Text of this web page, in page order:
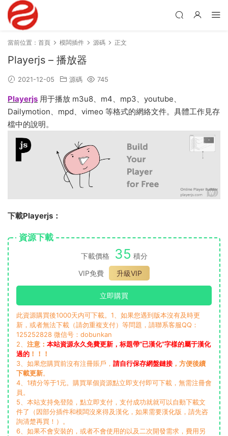
當前位置： 首頁 模闆插件 源碼 正文
Playerjs – 播放器
2021-12-05 源碼 745
Playerjs 用于播放 m3u8、m4、mp3、youtube、
Dailymotion、mpd、vimeo 等格式的網絡文件。具體工作見存
檔中的說明。
下載Playerjs：
資源下載
下載價格 35 積分
VIP免費
升級VIP
立即購買
此資源購買後1000天内可下載。1、如果您遇到版本沒有及時更
新，或者無法下載（請勿重複支付）等問題，請聯系客服QQ：
125252828 微信号：dobunkan
2、 注意： 本站資源永久免費更新，标題帶“已漢化”字樣的屬于漢化
過的 ！！！
3、如果您購買前沒有注冊賬戶， 請自行保存網盤鏈接 ，方便後續
下載更新。
4、1積分等于1元。購買單個資源點立即支付即可下載，無需注冊會
員。
5、本站支持免登陸，點立即支付，支付成功就就可以自動下載文
件了（因部分插件和模闆沒來得及漢化，如果需要漢化版，請先咨
詢清楚再買！）。
6、如果不會安裝的，或者不會使用的以及二次開發需求，費用另